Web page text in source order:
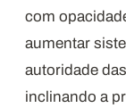
com
aumentar
autoridade
inclinando a